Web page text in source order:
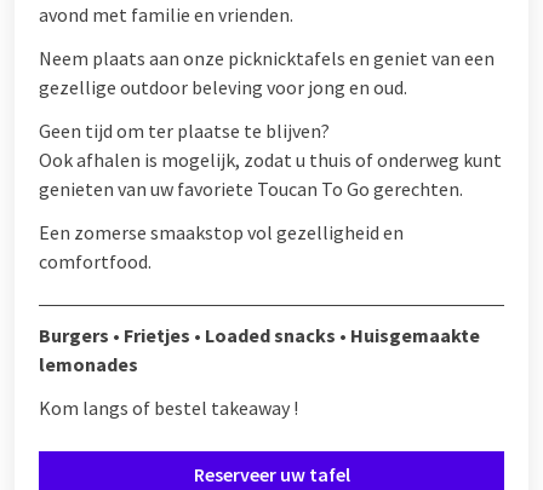
avond met familie en vrienden.
Neem plaats aan onze picknicktafels en geniet van een
gezellige outdoor beleving voor jong en oud.
Geen tijd om ter plaatse te blijven?
Ook afhalen is mogelijk, zodat u thuis of onderweg kunt
genieten van uw favoriete Toucan To Go gerechten.
Een zomerse smaakstop vol gezelligheid en
comfortfood.
Burgers • Frietjes • Loaded snacks • Huisgemaakte
lemonades
Kom langs of bestel takeaway !
Reserveer uw tafel